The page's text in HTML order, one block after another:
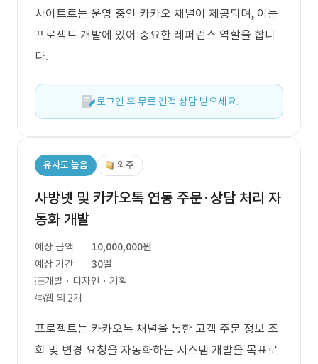
사이트로는 운영 중인 카카오 채널이 제공되며, 이는
프로젝트 개발에 있어 중요한 레퍼런스 역할을 합니
다.
로그인 후 무료 견적 상담 받으세요.
유사도 높음 외주
사방넷 및 카카오톡 연동 주문·상담 처리 자
동화 개발
예상 금액
10,000,000원
예상 기간
30일
개발 · 디자인 · 기획
웹 외 2개
프로젝트는 카카오톡 채널을 통한 고객 주문 정보 조
회 및 변경 요청을 자동화하는 시스템 개발을 목표로